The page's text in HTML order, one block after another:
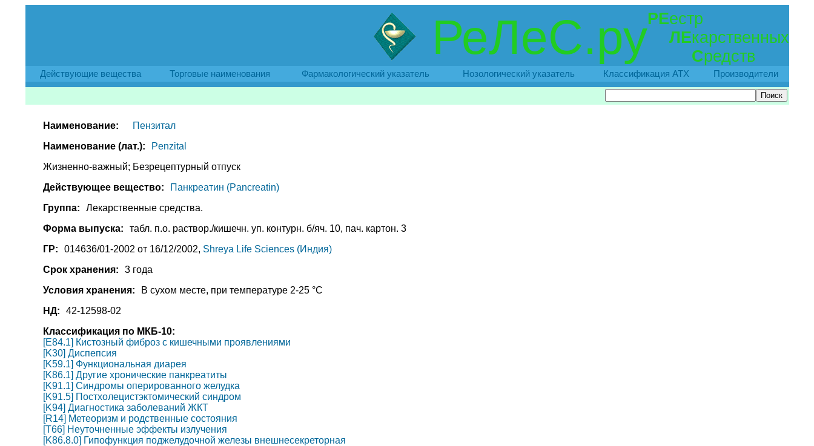
РеЛеС.руРЕестр
ЛЕкарственных
Средств
Действующие вещества Торговые наименования Фармакологический указатель Нозологический указатель Классификация АТХ Производители
Наименование:
Пензитал
Наименование (лат.):
Penzital
Жизненно-важный; Безрецептурный отпуск
Действующее вещество:
Панкреатин (Pancreatin)
Группа:
Лекарственные средства.
Форма выпуска:
табл. п.о. раствор./кишечн. уп. контурн. б/яч. 10, пач. картон. 3
ГР:
014636/01-2002 от 16/12/2002, Shreya Life Sciences (Индия)
Срок хранения:
3 года
Условия хранения:
В сухом месте, при температуре 2-25 °C
НД:
42-12598-02
Классификация по МКБ-10:
[E84.1] Кистозный фиброз с кишечными проявлениями
[K30] Диспепсия
[K59.1] Функциональная диарея
[K86.1] Другие хронические панкреатиты
[K91.1] Синдромы оперированного желудка
[K91.5] Постхолецистэктомический синдром
[K94] Диагностика заболеваний ЖКТ
[R14] Метеоризм и родственные состояния
[T66] Неуточненные эффекты излучения
[K86.8.0] Гипофункция поджелудочной железы внешнесекреторная